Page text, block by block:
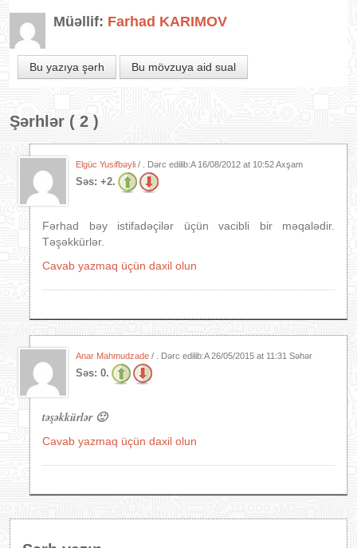
Müəllif: Farhad KARIMOV
Bu yazıya şərh Bu mövzuya aid sual
Şərhlər ( 2 )
Elgüc Yusifbəyli / . Dərc edilib:A 16/08/2012 at 10:52 Axşam
Səs: +2.
Fərhad bəy istifadəçilər üçün vacibli bir məqalədir.
Təşəkkürlər.
Cavab yazmaq üçün daxil olun
Anar Mahmudzade / . Dərc edilib:A26/05/2015 at 11:31 Səhər
Səs: 0.
təşəkkürlər 🙂
Cavab yazmaq üçün daxil olun